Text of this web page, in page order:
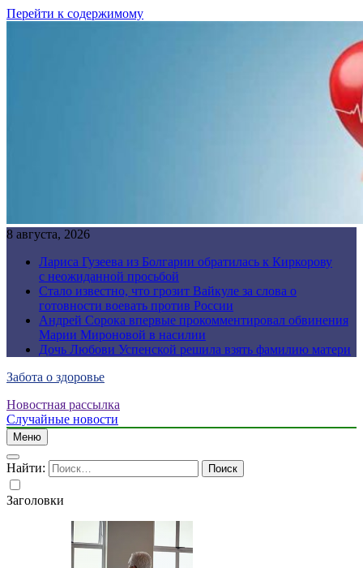
Перейти к содержимому
8 августа, 2026
Лариса Гузеева из Болгарии обратилась к Киркорову
с неожиданной просьбой
Стало известно, что грозит Вайкуле за слова о
готовности воевать против России
Андрей Сорока впервые прокомментировал обвинения
Марии Мироновой в насилии
Дочь Любови Успенской решила взять фамилию матери
Забота о здоровье
Новостная рассылка
Случайные новости
Меню
Найти:
Заголовки